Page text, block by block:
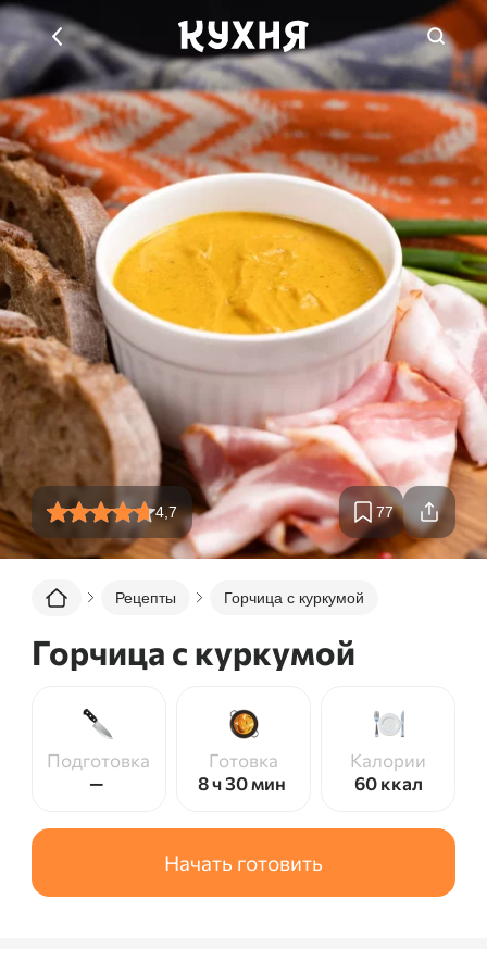
4,7 77
Рецепты Горчица с куркумой
Горчица с куркумой
Подготовка
—
Готовка
8 ч 30 мин
Калории
60 ккал
Начать готовить